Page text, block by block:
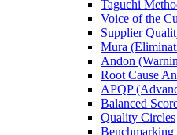
Taguchi
Voice of the
Supplier
Mura
Andon
Root Cause
APQP
Balanced
Quality Circles
Benchmarking